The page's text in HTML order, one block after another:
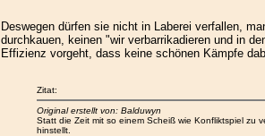
Deswegen dürfen sie nicht in Laberei verfallen,
durchkauen, keinen "wir verbarrikadieren und in
Effizienz vorgeht, dass keine schönen Kämpfe
Zitat:
Original erstellt von: Balduwyn
Statt die Zeit mit so einem Scheiß wie Konfliktspiel zu
hinstellt.